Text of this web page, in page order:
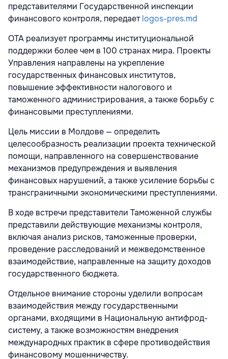
представителями Государственной инспекции
финансового контроля, передаетlogos-pres.md
OTA реализует программы институциональной
поддержки более чем в 100 странах мира. Проекты
Управления направлены на укрепление
государственных финансовых институтов,
повышение эффективности налогового и
таможенного администрирования, а также борьбу с
финансовыми преступлениями.
Цель миссии в Молдове — определить
целесообразность реализации проекта технической
помощи, направленного на совершенствование
механизмов предупреждения и выявления
финансовых нарушений, а также усиление борьбы с
трансграничными экономическими преступлениями.
В ходе встречи представители Таможенной службы
представили действующие механизмы контроля,
включая анализ рисков, таможенные проверки,
проведение расследований и межведомственное
взаимодействие, направленные на защиту доходов
государственного бюджета.
Отдельное внимание стороны уделили вопросам
взаимодействия между государственными
органами, входящими в Национальную антифрод-
систему, а также возможностям внедрения
международных практик в сфере противодействия
финансовому мошенничеству.